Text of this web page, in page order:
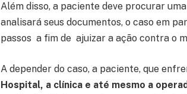
Além disso, a paciente deve procurar uma
analisará seus documentos, o caso em
passos a fim de ajuizar a ação contra o
A depender do caso, a paciente, que
Hospital, a clínica e até mesmo a